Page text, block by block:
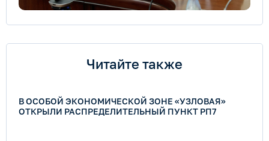
Читайте также
В ОСОБОЙ ЭКОНОМИЧЕСКОЙ ЗОНЕ «УЗЛОВАЯ»
ОТКРЫЛИ РАСПРЕДЕЛИТЕЛЬНЫЙ ПУНКТ РП7